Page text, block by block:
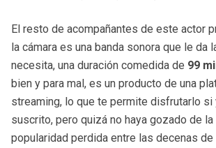
El resto de acompañantes de este actor
la cámara es una banda sonora que le da
necesita, una duración comedida de 99
bien y para mal, es un producto de una
streaming, lo que te permite disfrutarlo si
suscrito, pero quizá no haya gozado de
popularidad perdida entre las decenas